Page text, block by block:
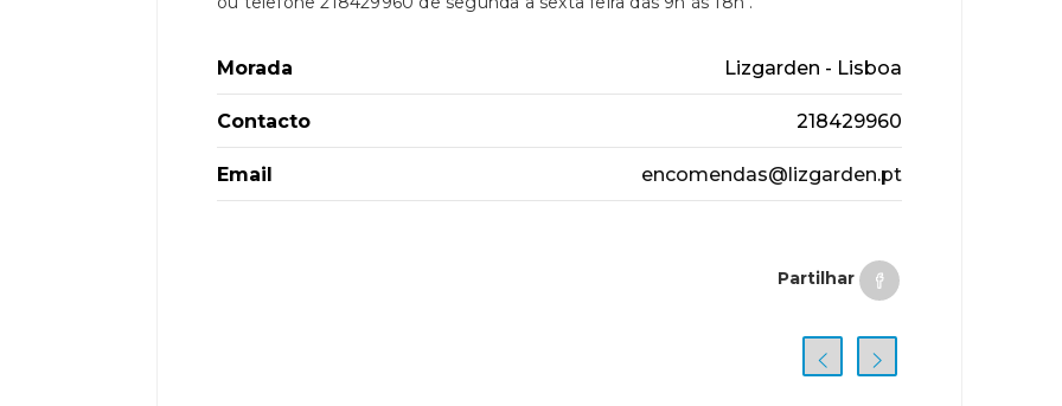
Morada Lizgarden - Lisboa
Contacto 218429960
Email encomendas@lizgarden.pt
Partilhar